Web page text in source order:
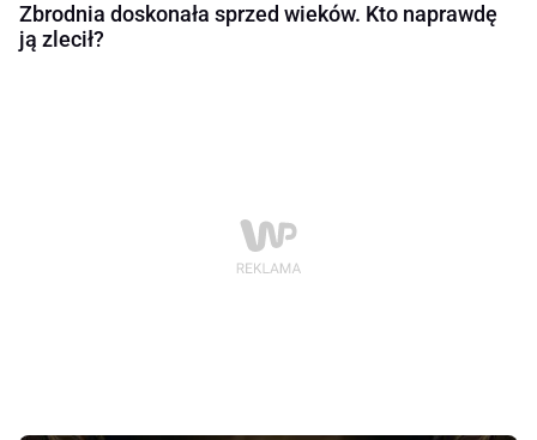
Zbrodnia doskonała sprzed wieków. Kto naprawdę
ją zlecił?